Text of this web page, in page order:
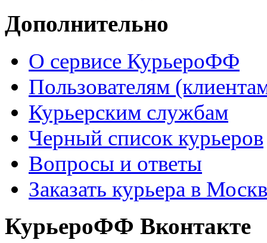
Дополнительно
О сервисе КурьероФФ
Пользователям
Курьерским службам
Черный список курьеров
Вопросы и ответы
Заказать курьера в
КурьероФФ Вконтакте